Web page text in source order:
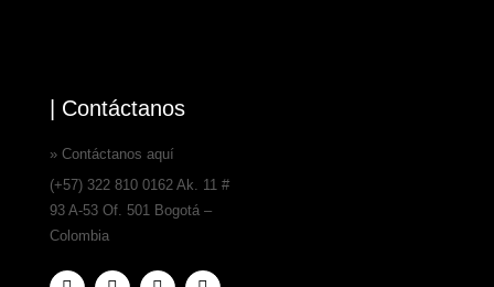
| Contáctanos
» Contáctanos aquí
(+57) 322 810 0162 Ak. 11 #
93 A-53 Of. 501 Bogotá –
Colombia